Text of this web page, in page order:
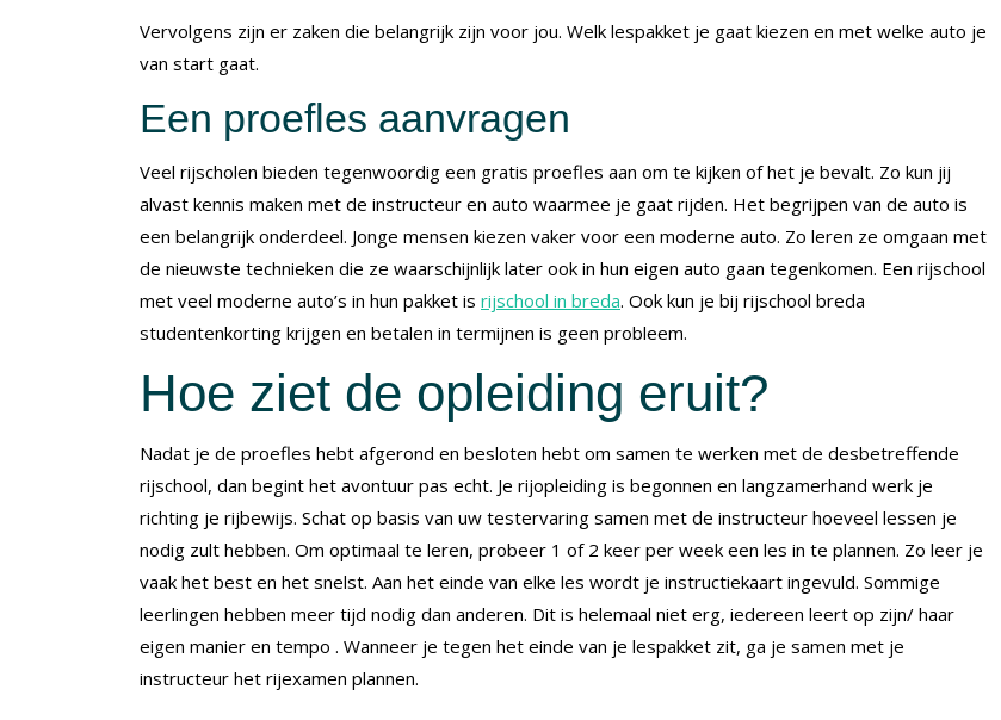
Vervolgens zijn er zaken die belangrijk zijn voor jou. Welk lespakket je gaat kiezen en met welke auto je
van start gaat.
Een proefles aanvragen
Veel rijscholen bieden tegenwoordig een gratis proefles aan om te kijken of het je bevalt. Zo kun jij
alvast kennis maken met de instructeur en auto waarmee je gaat rijden. Het begrijpen van de auto is
een belangrijk onderdeel. Jonge mensen kiezen vaker voor een moderne auto. Zo leren ze omgaan met
de nieuwste technieken die ze waarschijnlijk later ook in hun eigen auto gaan tegenkomen. Een rijschool
met veel moderne auto’s in hun pakket is rijschool in breda. Ook kun je bij rijschool breda
studentenkorting krijgen en betalen in termijnen is geen probleem.
Hoe ziet de opleiding eruit?
Nadat je de proefles hebt afgerond en besloten hebt om samen te werken met de desbetreffende
rijschool, dan begint het avontuur pas echt. Je rijopleiding is begonnen en langzamerhand werk je
richting je rijbewijs. Schat op basis van uw testervaring samen met de instructeur hoeveel lessen je
nodig zult hebben. Om optimaal te leren, probeer 1 of 2 keer per week een les in te plannen. Zo leer je
vaak het best en het snelst. Aan het einde van elke les wordt je instructiekaart ingevuld. Sommige
leerlingen hebben meer tijd nodig dan anderen. Dit is helemaal niet erg, iedereen leert op zijn/ haar
eigen manier en tempo . Wanneer je tegen het einde van je lespakket zit, ga je samen met je
instructeur het rijexamen plannen.